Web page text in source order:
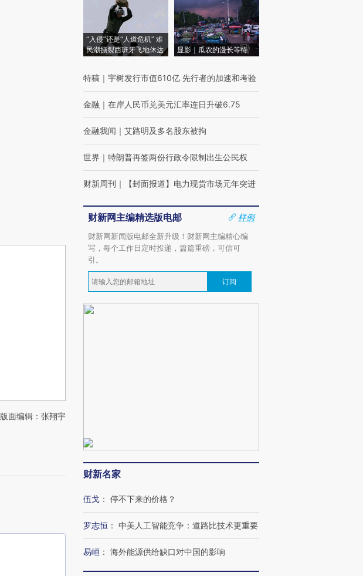
版面编辑：张翔宇
“入侵”还是“人道危机” 难
民潮撕裂西班牙飞地休达
显影｜瓜农的漫长等待
特稿 ｜ 宇树发行市值610亿 先行者的加速和考验
金融 ｜ 在岸人民币兑美元汇率连日升破6.75
金融我闻 ｜ 艾路明及多名股东被拘
世界 ｜ 特朗普再签两份行政令限制出生公民权
财新周刊 ｜ 【封面报道】电力现货市场元年突进
财新网主编精选版电邮
样例
财新网新闻版电邮全新升级！财新网主编精心编
写，每个工作日定时投递，篇篇重磅，可信可
引。
订阅
财新名家
伍戈 ： 停不下来的价格？
罗志恒 ： 中美人工智能竞争：道路比技术更重要
易峘 ： 海外能源供给缺口对中国的影响